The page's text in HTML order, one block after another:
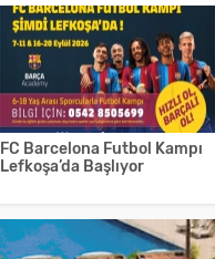
FC Barcelona Futbol Kampı
Lefkoşa’da Başlıyor